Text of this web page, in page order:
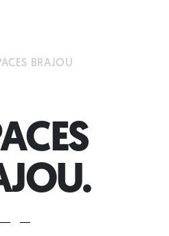
BRAJOU